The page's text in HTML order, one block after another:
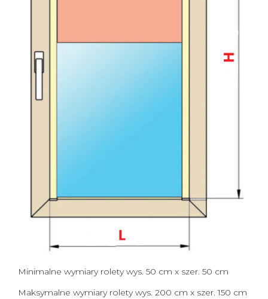
Minimalne wymiary rolety wys. 50 cm x szer. 50 cm
Maksymalne wymiary rolety wys. 200 cm x szer. 150 cm